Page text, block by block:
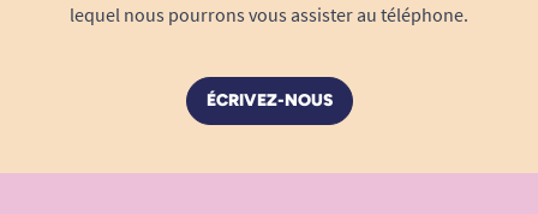
lequel nous pourrons vous assister au téléphone.
ÉCRIVEZ-NOUS